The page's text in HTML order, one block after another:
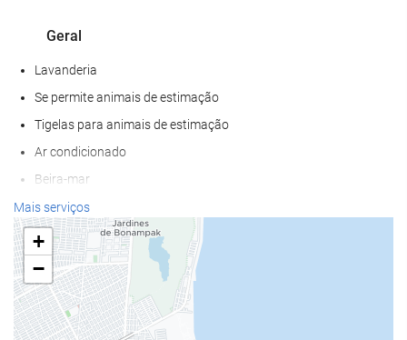
Geral
Lavanderia
Se permite animais de estimação
Tigelas para animais de estimação
Ar condicionado
Beira-mar
Quartos para não fumantes
Proibido fumar em todo o hotel
Quartos com isolamento acústico
Bem-estar
Mais serviços
+
−